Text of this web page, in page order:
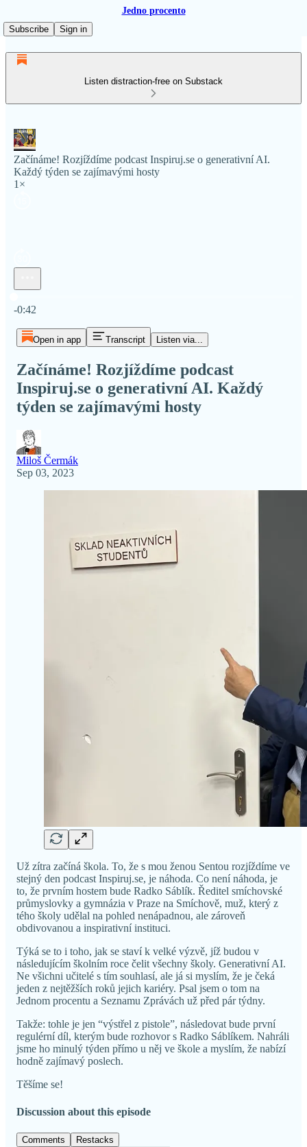
Jedno procento
Subscribe
Sign in
Listen distraction-free on Substack
Začínáme! Rozjíždíme podcast Inspiruj.se o generativní AI.
Každý týden se zajímavými hosty
1×
-0:42
Open in app Transcript Listen via...
Začínáme! Rozjíždíme podcast
Inspiruj.se o generativní AI. Každý
týden se zajímavými hosty
Miloš Čermák
Sep 03, 2023
Už zítra začíná škola. To, že s mou ženou Sentou rozjíždíme ve
stejný den podcast Inspiruj.se, je náhoda. Co není náhoda, je
to, že prvním hostem bude Radko Sáblík. Ředitel smíchovské
průmyslovky a gymnázia v Praze na Smíchově, muž, který z
tého školy udělal na pohled nenápadnou, ale zároveň
obdivovanou a inspirativní instituci.
Týká se to i toho, jak se staví k velké výzvě, jíž budou v
následujícím školním roce čelit všechny školy. Generativní AI.
Ne všichni učitelé s tím souhlasí, ale já si myslím, že je čeká
jeden z nejtěžších roků jejich kariéry. Psal jsem o tom na
Jednom procentu a Seznamu Zprávách už před pár týdny.
Takže: tohle je jen “výstřel z pistole”, následovat bude první
regulérní díl, kterým bude rozhovor s Radko Sáblíkem. Nahráli
jsme ho minulý týden přímo u něj ve škole a myslím, že nabízí
hodně zajímavý poslech.
Těšíme se!
Discussion about this episode
Comments Restacks